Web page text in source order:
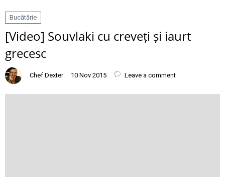
Bucătărie
[Video] Souvlaki cu creveți și iaurt
grecesc
Chef Dexter 10 Nov 2015 Leave a comment